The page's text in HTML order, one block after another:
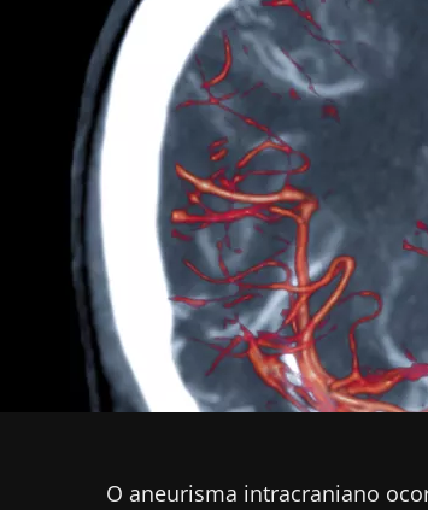
LinkedIn
Mail
O aneurisma intracraniano